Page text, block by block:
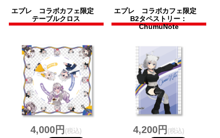
エプレ コラボカフェ限定
テーブルクロス
4,000円 (税込)
エプレ コラボカフェ限定
B2タペストリー：
ChumuNote
4,200円 (税込)